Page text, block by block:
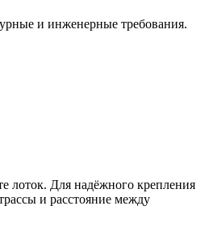
и инженерные требования.
лоток. Для надёжного крепления
и расстояние между